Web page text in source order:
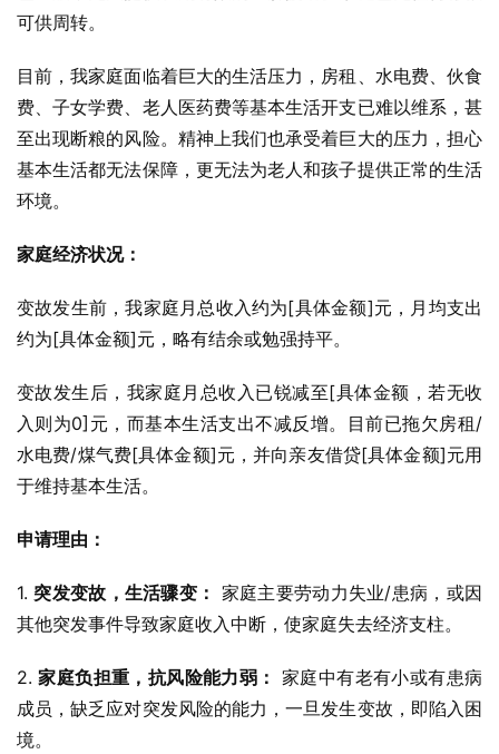
可供周转。
目前，我家庭面临着巨大的生活压力，房租、水电费、伙食
费、子女学费、老人医药费等基本生活开支已难以维系，甚
至出现断粮的风险。精神上我们也承受着巨大的压力，担心
基本生活都无法保障，更无法为老人和孩子提供正常的生活
环境。
家庭经济状况：
变故发生前，我家庭月总收入约为[具体金额]元，月均支出
约为[具体金额]元，略有结余或勉强持平。
变故发生后，我家庭月总收入已锐减至[具体金额，若无收
入则为0]元，而基本生活支出不减反增。目前已拖欠房租/
水电费/煤气费[具体金额]元，并向亲友借贷[具体金额]元用
于维持基本生活。
申请理由：
1. 突发变故，生活骤变： 家庭主要劳动力失业/患病，或因
其他突发事件导致家庭收入中断，使家庭失去经济支柱。
2. 家庭负担重，抗风险能力弱： 家庭中有老有小或有患病
成员，缺乏应对突发风险的能力，一旦发生变故，即陷入困
境。